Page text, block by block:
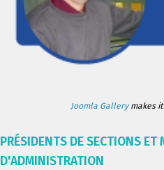
Joomla Gallerymakes it
PRÉSIDENTS DE SECTIONS ET
D'ADMINISTRATION